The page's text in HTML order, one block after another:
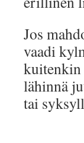
Jos
vaadi
kuitenkin
lähinnä
tai